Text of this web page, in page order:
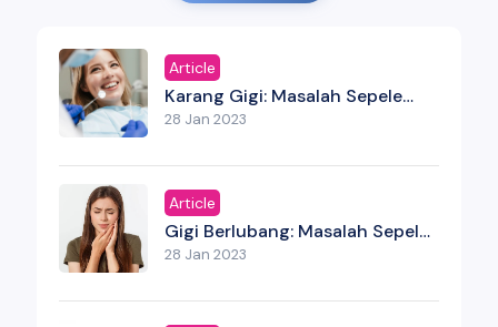
Article
Karang Gigi: Masalah Sepele
Yang Bisa Menjadi Serius Jika
28 Jan 2023
Article
Gigi Berlubang: Masalah Sepele
Yang Bisa Jadi Ancaman Serius
28 Jan 2023